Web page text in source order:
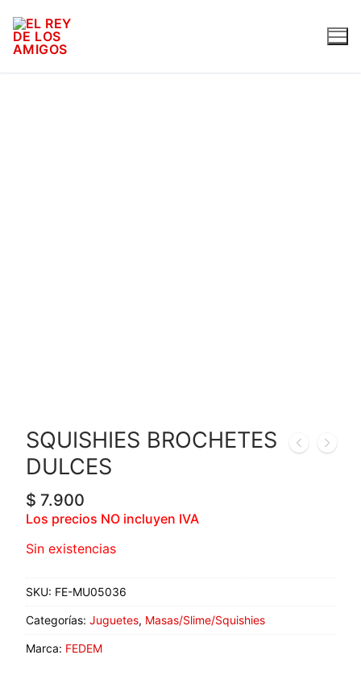
SQUISHIES BROCHETES
DULCES
$ 7.900
Los precios NO incluyen IVA
Sin existencias
SKU: FE-MU05036
Categorías: Juguetes, Masas/Slime/Squishies
Marca: FEDEM